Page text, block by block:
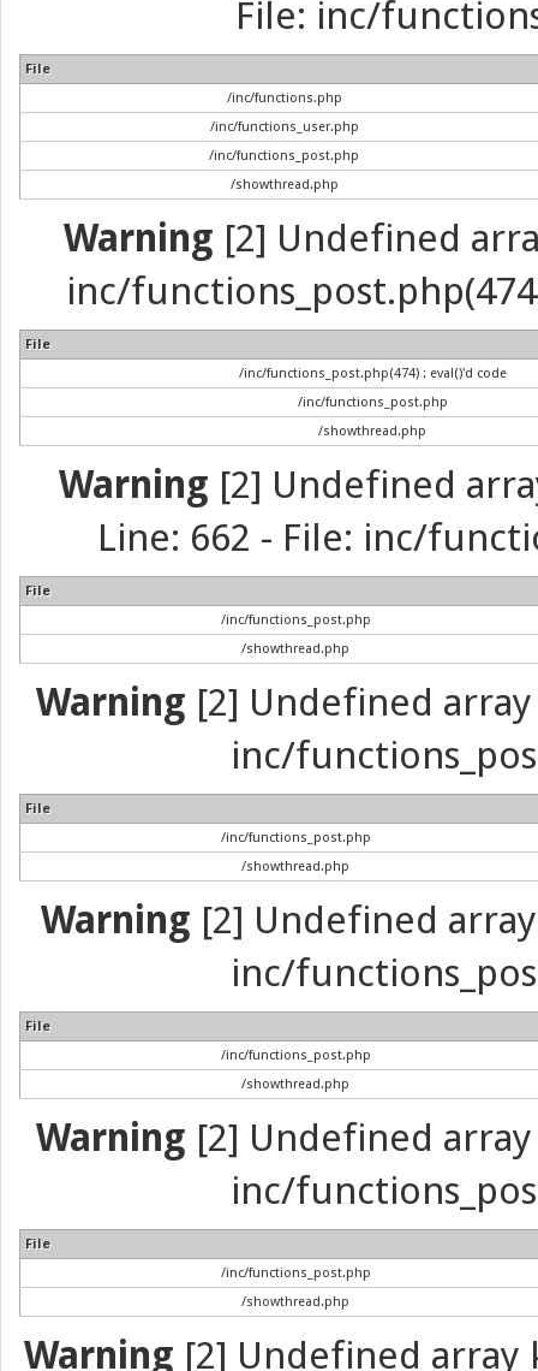
File: inc/
File
/inc/functions.php
/inc/functions_user.php
/inc/functions_post.php
/showthread.php
Warning [2] Undefined
inc/
File
/inc/functions_post.php(474) : eval()'d code
/inc/functions_post.php
/showthread.php
Warning [2] Undefined
Line: 662 - File: inc/
File
/inc/functions_post.php
/showthread.php
Warning [2] Undefined
inc/
File
/inc/functions_post.php
/showthread.php
Warning [2] Undefined
inc/
File
/inc/functions_post.php
/showthread.php
Warning [2] Undefined
inc/
File
/inc/functions_post.php
/showthread.php
Warning [2] Undefined array